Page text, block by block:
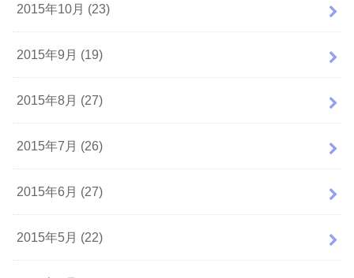
2015年10月 (23)
2015年9月 (19)
2015年8月 (27)
2015年7月 (26)
2015年6月 (27)
2015年5月 (22)